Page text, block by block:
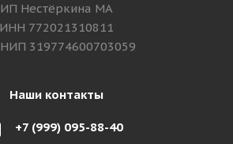
ИП Нестёркина МА
ИНН 772021310811
319774600703059
Наши контакты
+7 (999) 095-88-40